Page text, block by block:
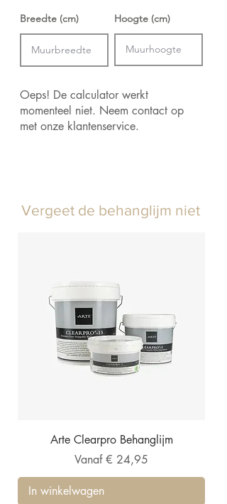
Breedte (cm) Hoogte (cm)
Oeps! De calculator werkt
momenteel niet. Neem contact op
met onze klantenservice.
Vergeet de behanglijm niet
Arte Clearpro Behanglijm
Vanaf€ 24,95
Verkoopprijs
In winkelwagen